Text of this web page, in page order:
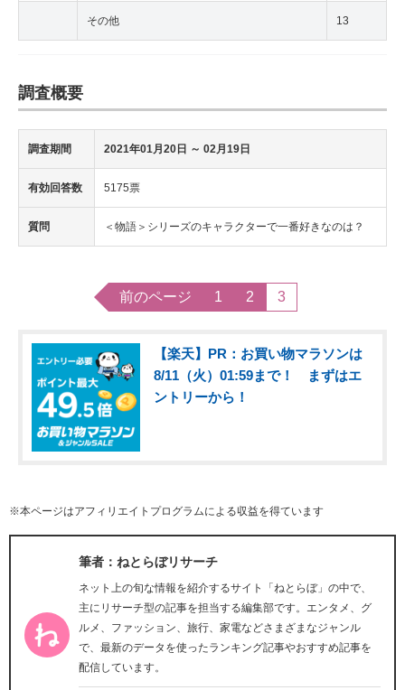
その他 13
調査概要
調査期間 2021年01月20日 ～ 02月19日
有効回答数 5175票
質問 ＜物語＞シリーズのキャラクターで一番好きなのは？
前のページ 1 2 3
【楽天】PR：お買い物マラソンは
8/11（火）01:59まで！ まずはエ
ントリーから！
※本ページはアフィリエイトプログラムによる収益を得ています
筆者：ねとらぼリサーチ
ネット上の旬な情報を紹介するサイト「ねとらぼ」の中で、
主にリサーチ型の記事を担当する編集部です。エンタメ、グ
ルメ、ファッション、旅行、家電などさまざまなジャンル
で、最新のデータを使ったランキング記事やおすすめ記事を
配信しています。